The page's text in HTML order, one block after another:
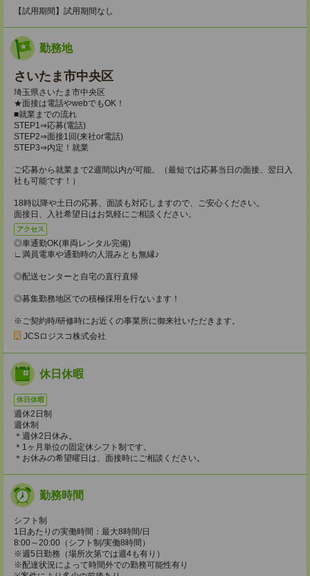
【試用期間】試用期間なし
勤務地
さいたま市中央区
埼玉県さいたま市中央区
★面接は電話やwebでもOK！
■就業までの流れ
STEP1⇒応募(電話)
STEP2⇒面接1回(来社or電話)
STEP3⇒内定！就業
ご応募から就業まで2週間以内が可能。（最短では応募当日の面接、翌日入
社も可能です！）
18時以降や土日の応募、面談も対応しますので、ご安心ください。
面接日、入社希望日はお気軽にご相談ください。
アクセス
◎車通勤OK(車両レンタル完備)
∟満員電車や通勤時の人混みとも無縁♪
◎配送センターと自宅の直行直帰
◎募集勤務地区での積極採用を行ないます！
※ご契約時/研修時にお近くの事業所に御来社いただきます。
JCSロジスコ株式会社
休日休暇
休日休暇
週休2日制
週休制
＊週休2日休み。
＊1ヶ月単位の固定休シフト制です。
＊お休みの希望曜日は、面接時にご相談ください。
勤務時間
シフト制
1日あたりの実働時間：最大8時間/日
8:00～20:00（シフト制/実働8時間）
※週5日勤務（場所次第では週4も有り）
※配達状況によって時間外での勤務可能性有り